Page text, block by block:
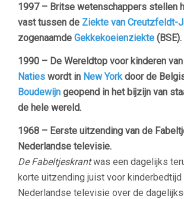
1997 – Britse wetenschappers stellen
vast tussen de Ziekte van Creutzfeldt-
zogenaamde Gekkekoeienziekte (BSE).
1990 – De Wereldtop voor kinderen
Naties wordt in New York door de
Boudewijn geopend in het bijzijn van
de hele wereld.
1968 – Eerste uitzending van de
Nederlandse televisie.
De Fabeltjeskrantwas een dagelijks
korte uitzending juist voor kinderbedtijd
Nederlandse televisie over de